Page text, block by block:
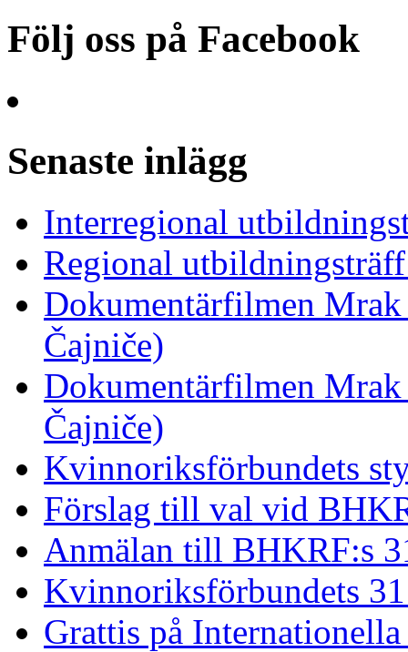
Följ oss på Facebook
Senaste inlägg
Interregional
Regional
Dokumentärfilmen
Čajniče)
Dokumentärfilmen
Čajniče)
Kvinnoriksförbundets
Förslag till val vid
Anmälan till BHKRF:s
Kvinnoriksförbundets
Grattis på